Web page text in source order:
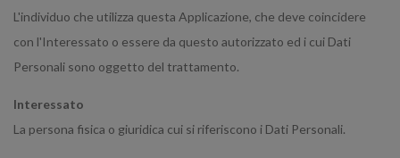
L'individuo che utilizza questa Applicazione, che deve coincidere
con l'Interessato o essere da questo autorizzato ed i cui Dati
Personali sono oggetto del trattamento.
Interessato
La persona fisica o giuridica cui si riferiscono i Dati Personali.